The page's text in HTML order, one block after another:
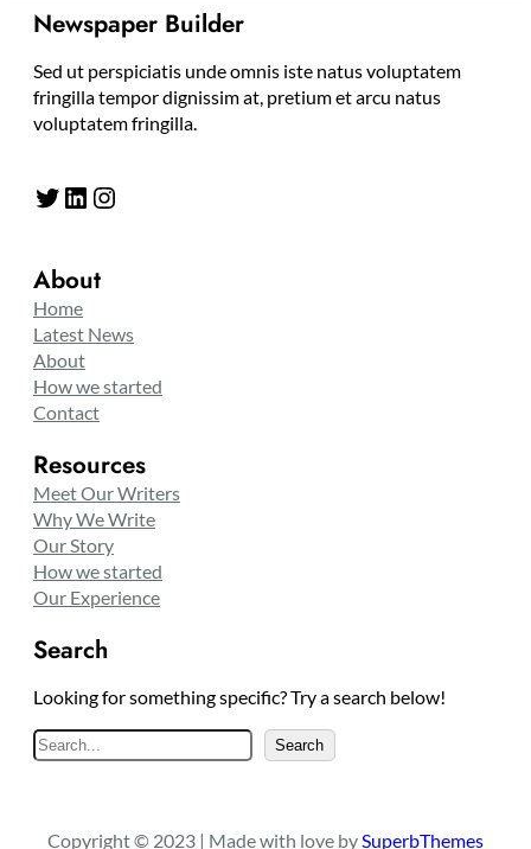
Newspaper Builder
Sed ut perspiciatis unde omnis iste natus voluptatem
fringilla tempor dignissim at, pretium et arcu natus
voluptatem fringilla.
Twitter LinkedIn Instagram
About
Home
Latest News
About
How we started
Contact
Resources
Meet Our Writers
Why We Write
Our Story
How we started
Our Experience
Search
Looking for something specific? Try a search below!
S
e
Search
Copyright © 2023 | Made with love by SuperbThemes